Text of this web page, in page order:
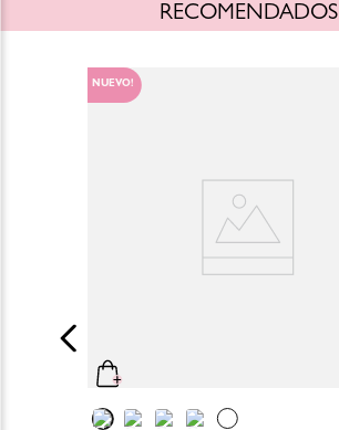
RECOMENDADOS
NUEVO!